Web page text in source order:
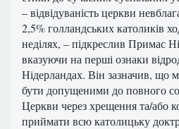
– відвідуваність церкви
2,5% голландських католиків
неділях, – підкреслив Примас
вказуючи на перші ознаки
Нідерландах. Він зазначив, що
бути допущеними до повного
Церкви через хрещення та/або
приймати всю католицьку